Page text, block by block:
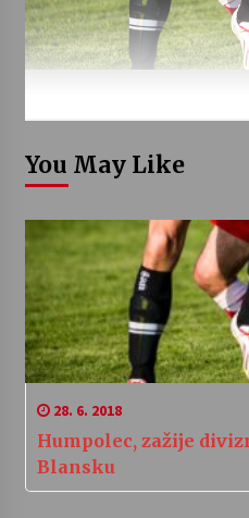
You May Like
28. 6. 2018
Humpolec, zažije
Blansku